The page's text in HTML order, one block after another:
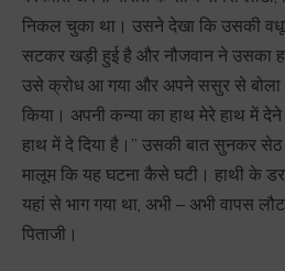
निकल चुका था। उसने देखा कि उसकी
सटकर खड़ी हुई है और नौजवान ने उसका
उसे क्रोध आ गया और अपने ससुर से बोला
किया। अपनी कन्या का हाथ मेरे हाथ में
हाथ में दे दिया है।” उसकी बात सुनकर सेठ
मालूम कि यह घटना कैसे घटी। हाथी के
यहां से भाग गया था, अभी – अभी वापस
पिताजी।